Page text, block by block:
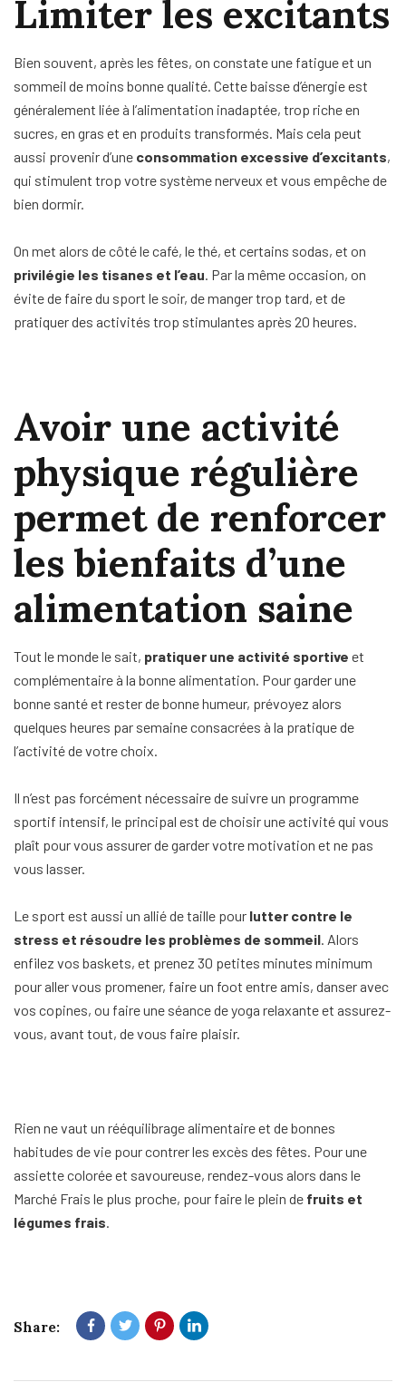
Limiter les excitants
Bien souvent, après les fêtes, on constate une fatigue et un
sommeil de moins bonne qualité. Cette baisse d’énergie est
généralement liée à l’alimentation inadaptée, trop riche en
sucres, en gras et en produits transformés. Mais cela peut
aussi provenir d’une consommation excessive d’excitants,
qui stimulent trop votre système nerveux et vous empêche de
bien dormir.
On met alors de côté le café, le thé, et certains sodas, et on
privilégie les tisanes et l’eau. Par la même occasion, on
évite de faire du sport le soir, de manger trop tard, et de
pratiquer des activités trop stimulantes après 20 heures.
Avoir une activité
physique régulière
permet de renforcer
les bienfaits d’une
alimentation saine
Tout le monde le sait, pratiquer une activité sportive et
complémentaire à la bonne alimentation. Pour garder une
bonne santé et rester de bonne humeur, prévoyez alors
quelques heures par semaine consacrées à la pratique de
l’activité de votre choix.
Il n’est pas forcément nécessaire de suivre un programme
sportif intensif, le principal est de choisir une activité qui vous
plaît pour vous assurer de garder votre motivation et ne pas
vous lasser.
Le sport est aussi un allié de taille pour lutter contre le
stress et résoudre les problèmes de sommeil. Alors
enfilez vos baskets, et prenez 30 petites minutes minimum
pour aller vous promener, faire un foot entre amis, danser avec
vos copines, ou faire une séance de yoga relaxante et assurez-
vous, avant tout, de vous faire plaisir.
Rien ne vaut un rééquilibrage alimentaire et de bonnes
habitudes de vie pour contrer les excès des fêtes. Pour une
assiette colorée et savoureuse, rendez-vous alors dans le
Marché Frais le plus proche, pour faire le plein de fruits et
légumes frais.
Share: